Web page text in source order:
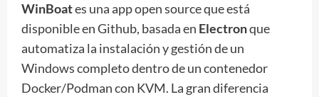
WinBoates una app open source que está
disponible en Github, basada en Electronque
automatiza la instalación y gestión de un
Windows completo dentro de un contenedor
Docker/Podman con KVM. La gran diferencia